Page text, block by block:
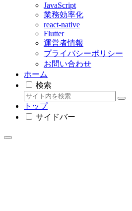
JavaScript
業務効率化
react-native
Flutter
運営者情報
プライバシーポリシー
お問い合わせ
ホーム
検索
トップ
サイドバー